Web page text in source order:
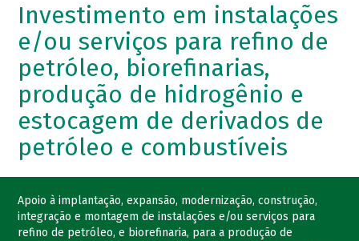
Investimento em instalações
e/ou serviços para refino de
petróleo, biorefinarias,
produção de hidrogênio e
estocagem de derivados de
petróleo e combustíveis
Apoio à implantação, expansão, modernização, construção,
integração e montagem de instalações e/ou serviços para
refino de petróleo, e biorefinaria, para a produção de